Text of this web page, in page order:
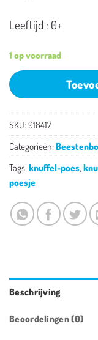
Leeftijd : 0+
1 op voorraad
SKU: 918417
Categorieën:
Tags: knuffel-poes,
poesje
Beschrijving
Beoordelingen (0)